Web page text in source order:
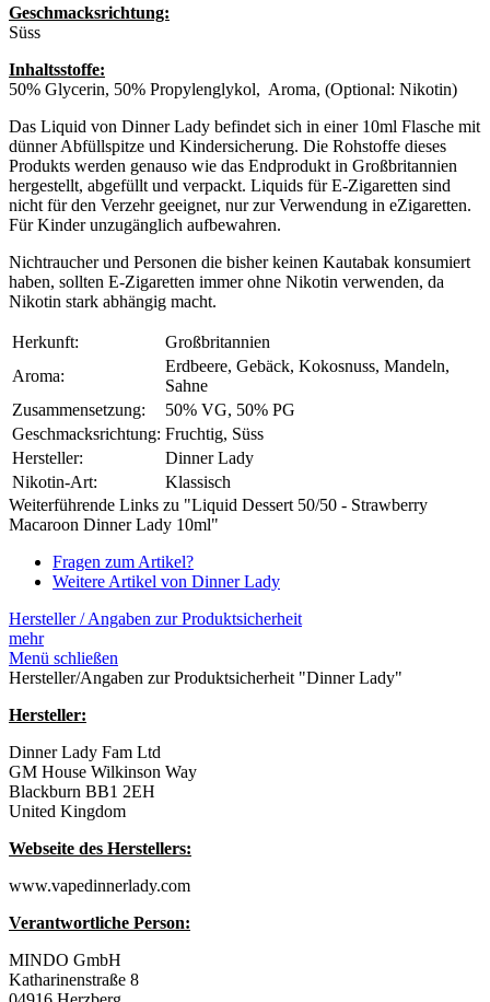
Geschmacksrichtung:
Süss
Inhaltsstoffe:
50% Glycerin, 50% Propylenglykol, Aroma, (Optional: Nikotin)
Das Liquid von Dinner Lady befindet sich in einer 10ml Flasche mit
dünner Abfüllspitze und Kindersicherung. Die Rohstoffe dieses
Produkts werden genauso wie das Endprodukt in Großbritannien
hergestellt, abgefüllt und verpackt. Liquids für E-Zigaretten sind
nicht für den Verzehr geeignet, nur zur Verwendung in eZigaretten.
Für Kinder unzugänglich aufbewahren.
Nichtraucher und Personen die bisher keinen Kautabak konsumiert
haben, sollten E-Zigaretten immer ohne Nikotin verwenden, da
Nikotin stark abhängig macht.
Herkunft:
Großbritannien
Aroma:
Erdbeere, Gebäck, Kokosnuss, Mandeln,
Sahne
Zusammensetzung:
50% VG, 50% PG
Geschmacksrichtung: Fruchtig, Süss
Hersteller:
Dinner Lady
Nikotin-Art:
Klassisch
Weiterführende Links zu "Liquid Dessert 50/50 - Strawberry
Macaroon Dinner Lady 10ml"
Fragen zum Artikel?
Weitere Artikel von Dinner Lady
Hersteller / Angaben zur Produktsicherheit
mehr
Menü schließen
Hersteller/Angaben zur Produktsicherheit "Dinner Lady"
Hersteller:
Dinner Lady Fam Ltd
GM House Wilkinson Way
Blackburn BB1 2EH
United Kingdom
Webseite des Herstellers:
www.vapedinnerlady.com
Verantwortliche Person:
MINDO GmbH
Katharinenstraße 8